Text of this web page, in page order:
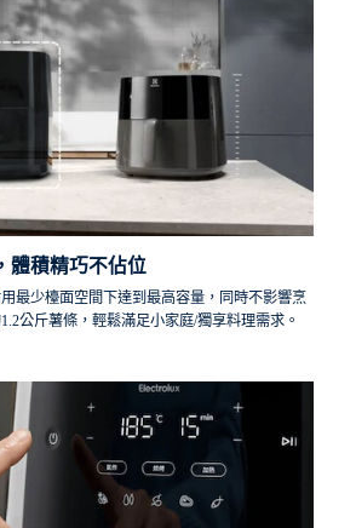
體積精巧不佔位
最少檯面空間下達到最高容量，同時不影響烹
公斤薯條，輕鬆滿足小家庭/獨享料理需求。